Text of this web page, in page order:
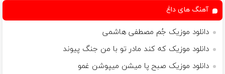
آهنگ های داغ
دانلود موزیک جُم مصطفی هاشمی
دانلود موزیک که کند مادر تو با من جنگ پیوند
دانلود موزیک صبح پا میشن میپوشن غمو